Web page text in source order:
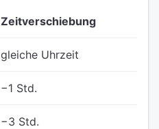
Zeitverschiebung
gleiche Uhrzeit
−1 Std.
−3 Std.